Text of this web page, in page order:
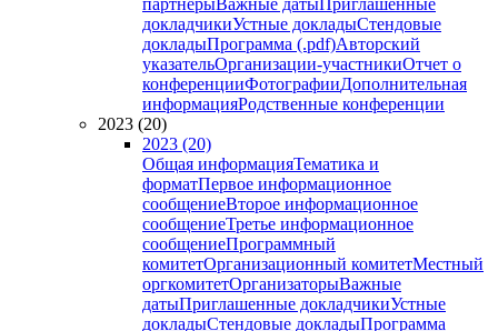
партнёрыВажные датыПриглашенные
докладчикиУстные докладыСтендовые
докладыПрограмма (.pdf)Авторский
указательОрганизации-участникиОтчет о
конференцииФотографииДополнительная
информацияРодственные конференции
2023 (20)
2023 (20)
Общая информацияТематика и
форматПервое информационное
сообщениеВторое информационное
сообщениеТретье информационное
сообщениеПрограммный
комитетОрганизационный комитетМестный
оргкомитетОрганизаторыВажные
датыПриглашенные докладчикиУстные
докладыСтендовые докладыПрограмма